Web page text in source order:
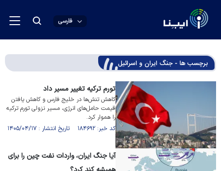
فارسی
برچسب ها - جنگ ایران و اسرائیل
تورم ترکیه تغییر مسیر داد
کاهش تنش‌ها در خلیج فارس و کاهش یافتن
قیمت حامل‌های انرژی، مسیر نزولی تورم ترکیه
را هموار کرد.
کد خبر: ۱۸۴۶۹۲ تاریخ انتشار : ۱۴۰۵/۰۴/۱۷
آیا جنگ ایران، واردات نفت چین را برای